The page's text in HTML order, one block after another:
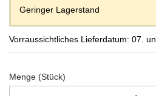
Geringer Lagerstand
Vorraussichtliches Lieferdatum: 07.
Menge (Stück)